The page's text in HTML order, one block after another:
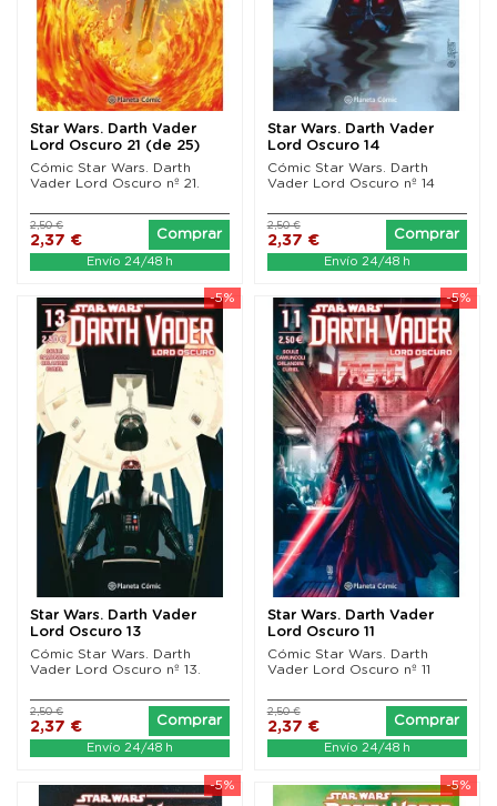
Star Wars. Darth Vader
Lord Oscuro 21 (de 25)
Cómic Star Wars. Darth
Vader Lord Oscuro nº 21.
2,37 €
2,50 €
Comprar
Envío 24/48 h
Star Wars. Darth Vader
Lord Oscuro 14
Cómic Star Wars. Darth
Vader Lord Oscuro nº 14
2,37 €
2,50 €
Comprar
Envío 24/48 h
-5%
Star Wars. Darth Vader
Lord Oscuro 13
Cómic Star Wars. Darth
Vader Lord Oscuro nº 13.
2,37 €
2,50 €
Comprar
Envío 24/48 h
-5%
Star Wars. Darth Vader
Lord Oscuro 11
Cómic Star Wars. Darth
Vader Lord Oscuro nº 11
2,37 €
2,50 €
Comprar
Envío 24/48 h
-5% -5%